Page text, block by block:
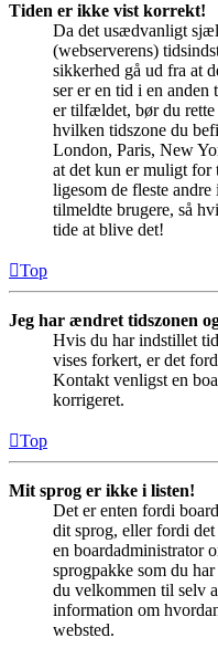
Tiden er ikke vist korrekt!
Da det usædvanligt
(webserverens)
sikkerhed gå ud fra at
ser er en tid i en
er tilfældet, bør du
hvilken tidszone du
London, Paris, New
at det kun er muligt for
ligesom de fleste
tilmeldte brugere, så
tide at blive det!
Top
Jeg har ændret tidszonen
Hvis du har indstillet
vises forkert, er det
Kontakt venligst en
korrigeret.
Top
Mit sprog er ikke i listen!
Det er enten fordi
dit sprog, eller fordi
en boardadministrator
sprogpakke som du
du velkommen til selv
information om
websted.